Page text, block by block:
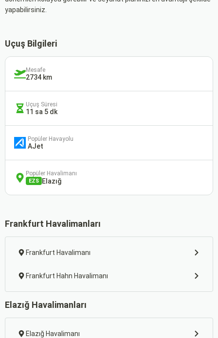
yapabilirsiniz.
Uçuş Bilgileri
Mesafe
2734 km
Uçuş Süresi
11 sa 5 dk
Popüler Havayolu
AJet
Popüler Havalimanı
EZS Elazığ
Frankfurt Havalimanları
Frankfurt Havalimanı
Frankfurt Hahn Havalimanı
Elazığ Havalimanları
Elazığ Havalimanı